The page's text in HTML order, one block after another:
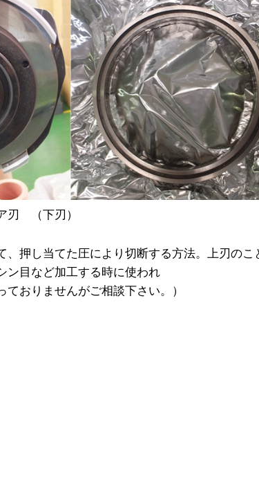
押し当てた圧により切断する方法。上刃のこ
ン目など加工する時に使われ